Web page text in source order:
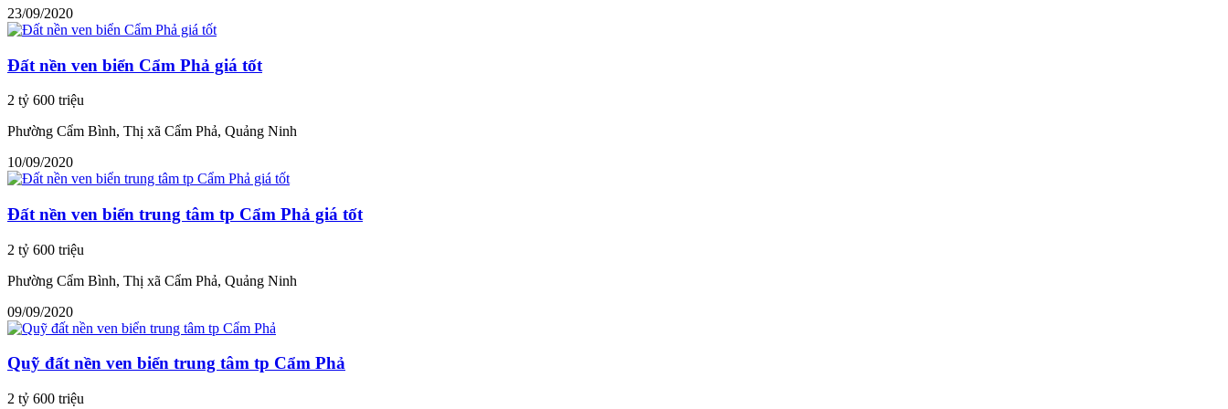
23/09/2020
Đất nền ven biển Cẩm Phả giá tốt
2 tỷ 600 triệu
Phường Cẩm Bình, Thị xã Cẩm Phả, Quảng Ninh
10/09/2020
Đất nền ven biển trung tâm tp Cẩm Phả giá tốt
2 tỷ 600 triệu
Phường Cẩm Bình, Thị xã Cẩm Phả, Quảng Ninh
09/09/2020
Quỹ đất nền ven biển trung tâm tp Cẩm Phả
2 tỷ 600 triệu